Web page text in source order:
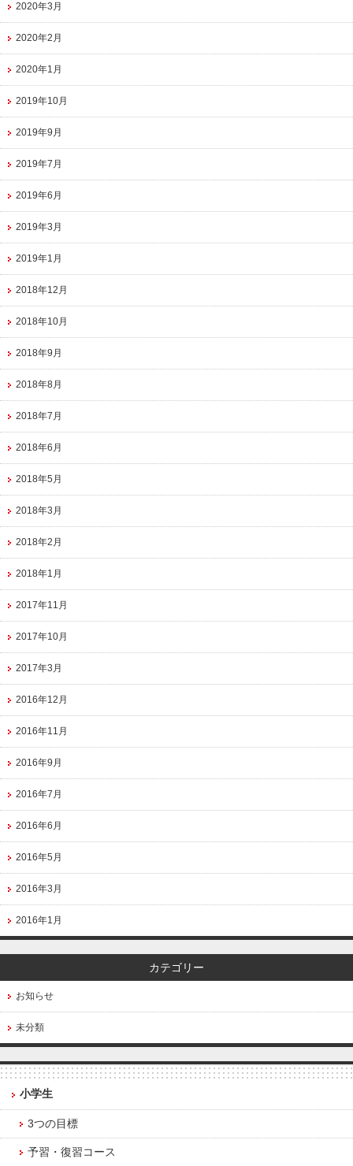
2020年3月
2020年2月
2020年1月
2019年10月
2019年9月
2019年7月
2019年6月
2019年3月
2019年1月
2018年12月
2018年10月
2018年9月
2018年8月
2018年7月
2018年6月
2018年5月
2018年3月
2018年2月
2018年1月
2017年11月
2017年10月
2017年3月
2016年12月
2016年11月
2016年9月
2016年7月
2016年6月
2016年5月
2016年3月
2016年1月
カテゴリー
お知らせ
未分類
小学生
3つの目標
予習・復習コース